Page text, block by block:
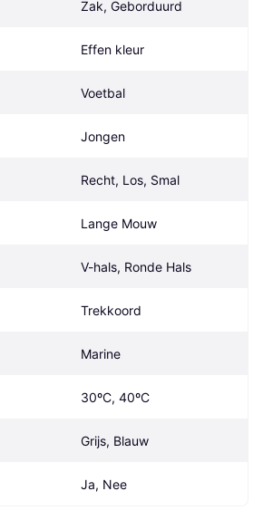
Zak, Geborduurd
Effen kleur
Voetbal
Jongen
Recht, Los, Smal
Lange Mouw
V-hals, Ronde Hals
Trekkoord
Marine
30ºC, 40ºC
Grijs, Blauw
Ja, Nee